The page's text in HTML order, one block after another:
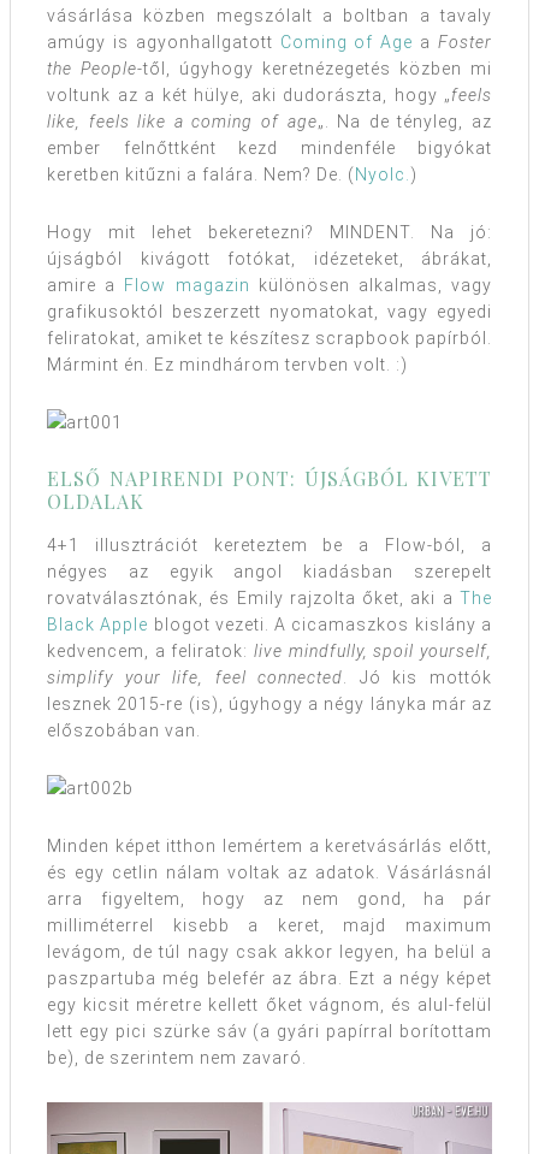
vásárlása közben megszólalt a boltban a tavaly
amúgy is agyonhallgatott Coming of Age aFoster
the People-től, úgyhogy keretnézegetés közben mi
voltunk az a két hülye, aki dudorászta, hogy „feels
like, feels like a coming of age„. Na de tényleg, az
ember felnőttként kezd mindenféle bigyókat
keretben kitűzni a falára. Nem? De. ( Nyolc. )
Hogy mit lehet bekeretezni? MINDENT. Na jó:
újságból kivágott fotókat, idézeteket, ábrákat,
amire a
Flow magazin különösen alkalmas, vagy
grafikusoktól beszerzett nyomatokat, vagy egyedi
feliratokat, amiket te készítesz scrapbook papírból.
Mármint én. Ez mindhárom tervben volt. :)
ELSŐ NAPIRENDI PONT: ÚJSÁGBÓL KIVETT
OLDALAK
4+1 illusztrációt kereteztem be a Flow-ból, a
négyes az egyik angol kiadásban szerepelt
rovatválasztónak, és Emily rajzolta őket, aki a The
Black Apple blogot vezeti. A cicamaszkos kislány a
kedvencem, a feliratok: live mindfully, spoil yourself,
simplify your life, feel connected . Jó kis mottók
lesznek 2015-re (is), úgyhogy a négy lányka már az
előszobában van.
Minden képet itthon lemértem a keretvásárlás előtt,
és egy cetlin nálam voltak az adatok. Vásárlásnál
arra figyeltem, hogy az nem gond, ha pár
milliméterrel kisebb a keret, majd maximum
levágom, de túl nagy csak akkor legyen, ha belül a
paszpartuba még belefér az ábra. Ezt a négy képet
egy kicsit méretre kellett őket vágnom, és alul-felül
lett egy pici szürke sáv (a gyári papírral borítottam
be), de szerintem nem zavaró.